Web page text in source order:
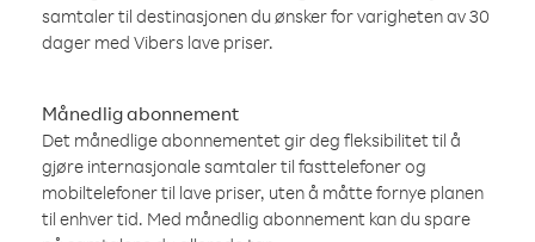
samtaler til destinasjonen du ønsker for varigheten av 30
dager med Vibers lave priser.
Månedlig abonnement
Det månedlige abonnementet gir deg fleksibilitet til å
gjøre internasjonale samtaler til fasttelefoner og
mobiltelefoner til lave priser, uten å måtte fornye planen
til enhver tid. Med månedlig abonnement kan du spare